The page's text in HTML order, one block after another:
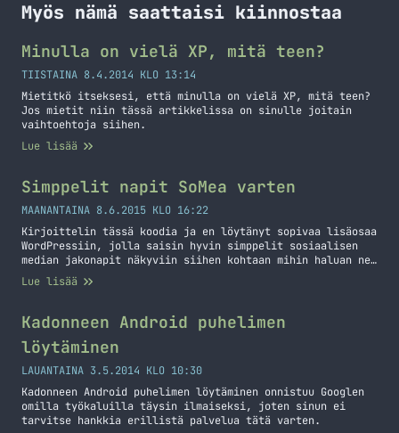
Myös nämä saattaisi kiinnostaa
Minulla on vielä XP, mitä teen?
TIISTAINA 8.4.2014 KLO 13:14
Mietitkö itseksesi, että minulla on vielä XP, mitä teen?
Jos mietit niin tässä artikkelissa on sinulle joitain
vaihtoehtoja siihen.
Lue lisää
Simppelit napit SoMea varten
MAANANTAINA 8.6.2015 KLO 16:22
Kirjoittelin tässä koodia ja en löytänyt sopivaa lisäosaa
WordPressiin, jolla saisin hyvin simppelit sosiaalisen
median jakonapit näkyviin siihen kohtaan mihin haluan ne.
En halunnut mitään hienoja laskureita tai mitään vaan
yksinkertaisen ikonin, jota klikkaamalla voi jakaa
vaan nämä neljä: Faceboo, Twitter, G+ ja LinkedIn. Alla
on jotakuinkin lopputulos… Jatka lukemista Simppelit
napit SoMea varten
Lue lisää
Kadonneen Android puhelimen
löytäminen
LAUANTAINA 3.5.2014 KLO 10:30
Kadonneen Android puhelimen löytäminen onnistuu Googlen
omilla työkaluilla täysin ilmaiseksi, joten sinun ei
tarvitse hankkia erillistä palvelua tätä varten.